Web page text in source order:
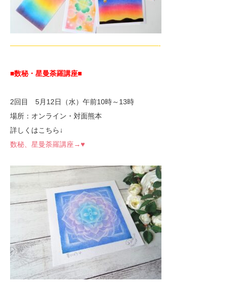
—————————————————————-
■数秘・星曼荼羅講座■
2回目 5月12日（水）午前10時～13時
場所：オンライン・対面熊本
詳しくはこちら↓
数秘、星曼荼羅講座→♥